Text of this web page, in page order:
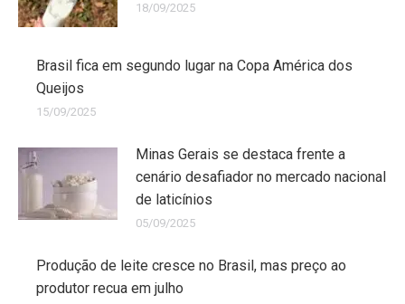
18/09/2025
Brasil fica em segundo lugar na Copa América dos
Queijos
15/09/2025
Minas Gerais se destaca frente a
cenário desafiador no mercado nacional
de laticínios
05/09/2025
Produção de leite cresce no Brasil, mas preço ao
produtor recua em julho